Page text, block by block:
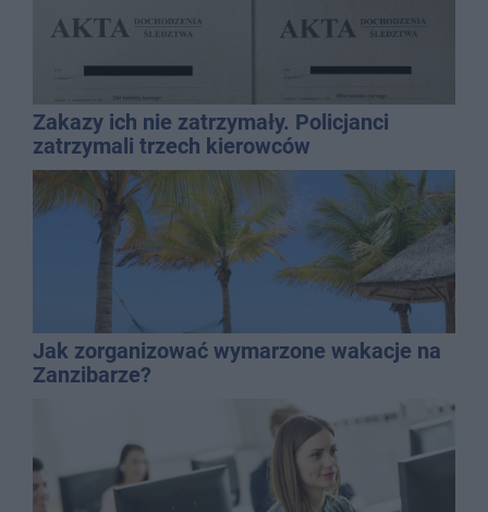
Zakazy ich nie zatrzymały. Policjanci
zatrzymali trzech kierowców
Jak zorganizować wymarzone wakacje na
Zanzibarze?